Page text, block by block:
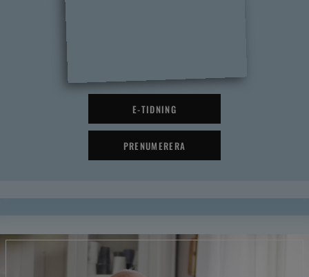
E-TIDNING
PRENUMERERA